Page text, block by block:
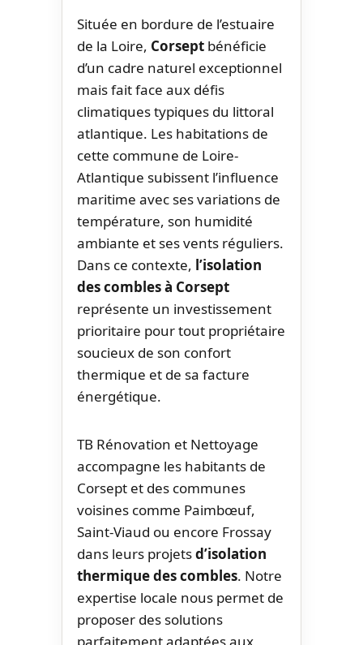
Située en bordure de l’estuaire
de la Loire, Corsept bénéficie
d’un cadre naturel exceptionnel
mais fait face aux défis
climatiques typiques du littoral
atlantique. Les habitations de
cette commune de Loire-
Atlantique subissent l’influence
maritime avec ses variations de
température, son humidité
ambiante et ses vents réguliers.
Dans ce contexte, l’isolation
des combles à Corsept
représente un investissement
prioritaire pour tout propriétaire
soucieux de son confort
thermique et de sa facture
énergétique.
TB Rénovation et Nettoyage
accompagne les habitants de
Corsept et des communes
voisines comme Paimbœuf,
Saint-Viaud ou encore Frossay
dans leurs projetsd’isolation
thermique des combles. Notre
expertise locale nous permet de
proposer des solutions
parfaitement adaptées aux